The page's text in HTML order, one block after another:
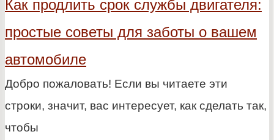
Как продлить срок службы двигателя:
простые советы для заботы о вашем
автомобиле
Добро пожаловать! Если вы читаете эти
строки, значит, вас интересует, как сделать так,
чтобы